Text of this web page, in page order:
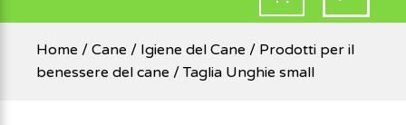
Home / Cane / Igiene del Cane / Prodotti per il
benessere del cane / Taglia Unghie small